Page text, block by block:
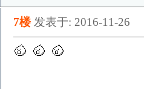
7楼 发表于: 2016-11-26